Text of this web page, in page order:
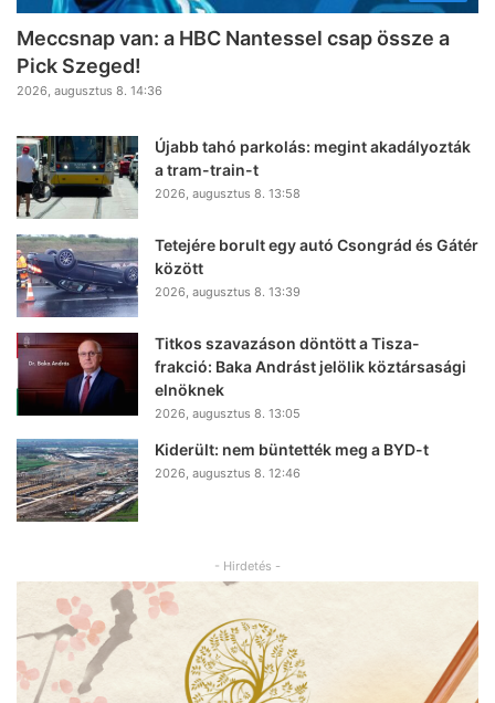
Meccsnap van: a HBC Nantessel csap össze a
Pick Szeged!
2026, augusztus 8. 14:36
Újabb tahó parkolás: megint akadályozták
a tram-train-t
2026, augusztus 8. 13:58
Tetejére borult egy autó Csongrád és Gátér
között
2026, augusztus 8. 13:39
Titkos szavazáson döntött a Tisza-
frakció: Baka Andrást jelölik köztársasági
elnöknek
2026, augusztus 8. 13:05
Kiderült: nem büntették meg a BYD-t
2026, augusztus 8. 12:46
- Hirdetés -